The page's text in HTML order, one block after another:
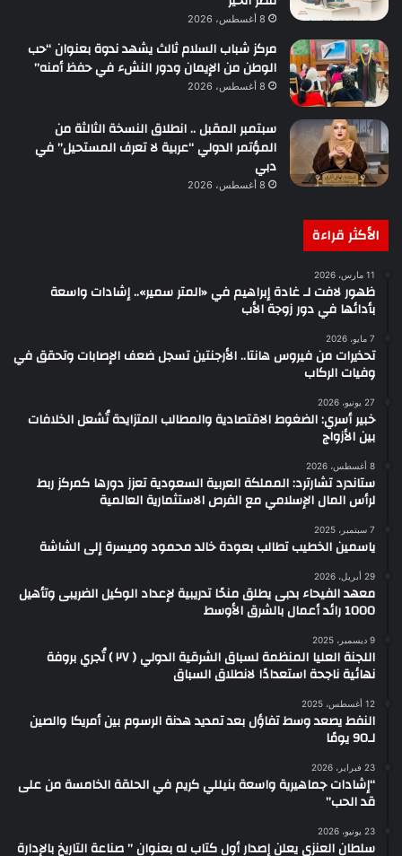
8 أغسطس، 2026
مركز شباب السلام ثالث يشهد ندوة بعنوان “حب
الوطن من الإيمان ودور النشء في حفظ أمنه”
8 أغسطس، 2026
سبتمبر المقبل .. انطلاق النسخة الثالثة من
المؤتمر الدولي “عربية لا تعرف المستحيل” في
دبي
8 أغسطس، 2026
الأكثر قراءة
11 مارس، 2026
ظهور لافت لـ غادة إبراهيم في «المتر سمير».. إشادات واسعة
بأدائها في دور زوجة الأب
7 مايو، 2026
تحذيرات من فيروس هانتا.. الأرجنتين تسجل ضعف الإصابات وتحقق في
وفيات الركاب
27 يونيو، 2026
خبير أسري: الضغوط الاقتصادية والمطالب المتزايدة تُشعل الخلافات
بين الأزواج
8 أغسطس، 2026
ستاندرد تشارترد: المملكة العربية السعودية تعزز دورها كمركز ربط
لرأس المال الإسلامي مع الفرص الاستثمارية العالمية
7 سبتمبر، 2025
ياسمين الخطيب تطالب بعودة خالد محمود وميسرة إلى الشاشة
29 أبريل، 2026
معهد الفيحاء بدبى يطلق منحًا تدريبية لإعداد الوكيل الضريبى وتأهيل
1000 رائد أعمال بالشرق الأوسط
9 ديسمبر، 2025
اللجنة العليا المنظمة لسباق الشرقية الدولي ( ٢٧ ) تُجري بروفة
نهائية ناجحة استعدادًا لانطلاق السباق
12 أغسطس، 2025
النفط يصعد وسط تفاؤل بعد تمديد هدنة الرسوم بين أمريكا والصين
لـ90 يومًا
23 فبراير، 2026
“إشادات جماهيرية واسعة بنيللي كريم في الحلقة الخامسة من على
قد الحب”
23 يونيو، 2026
سلطان العنزي يعلن إصدار أول كتاب له بعنوان ” صناعة التاريخ بالإدارة